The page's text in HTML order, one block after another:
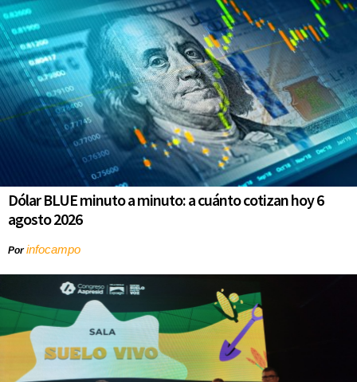
Dólar BLUE minuto a minuto: a cuánto cotizan hoy 6
agosto 2026
Porinfocampo